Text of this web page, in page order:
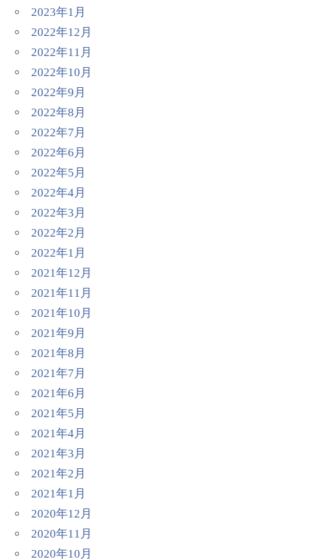
2023年1月
2022年12月
2022年11月
2022年10月
2022年9月
2022年8月
2022年7月
2022年6月
2022年5月
2022年4月
2022年3月
2022年2月
2022年1月
2021年12月
2021年11月
2021年10月
2021年9月
2021年8月
2021年7月
2021年6月
2021年5月
2021年4月
2021年3月
2021年2月
2021年1月
2020年12月
2020年11月
2020年10月